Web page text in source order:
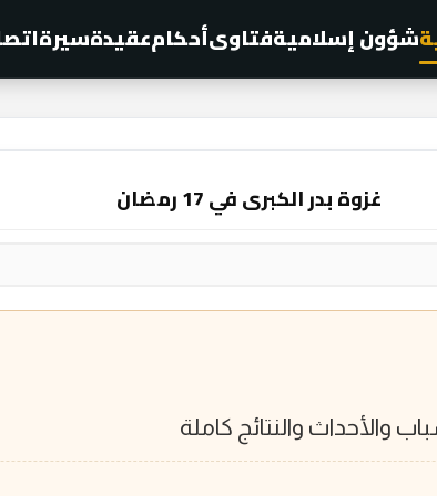
شؤون إسلاميةفتاوىأحكامعقيدةسيرة
غزوة بدر الكبرى في 17 رمضان